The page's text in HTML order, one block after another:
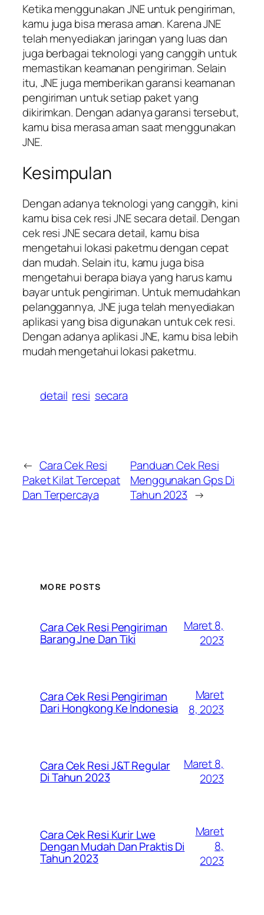
Ketika menggunakan JNE untuk pengiriman,
kamu juga bisa merasa aman. Karena JNE
telah menyediakan jaringan yang luas dan
juga berbagai teknologi yang canggih untuk
memastikan keamanan pengiriman. Selain
itu, JNE juga memberikan garansi keamanan
pengiriman untuk setiap paket yang
dikirimkan. Dengan adanya garansi tersebut,
kamu bisa merasa aman saat menggunakan
JNE.
Kesimpulan
Dengan adanya teknologi yang canggih, kini
kamu bisa cek resi JNE secara detail. Dengan
cek resi JNE secara detail, kamu bisa
mengetahui lokasi paketmu dengan cepat
dan mudah. Selain itu, kamu juga bisa
mengetahui berapa biaya yang harus kamu
bayar untuk pengiriman. Untuk memudahkan
pelanggannya, JNE juga telah menyediakan
aplikasi yang bisa digunakan untuk cek resi.
Dengan adanya aplikasi JNE, kamu bisa lebih
mudah mengetahui lokasi paketmu.
detail resi secara
← Cara Cek Resi
Paket Kilat Tercepat
Dan Terpercaya
Panduan Cek Resi
Menggunakan Gps Di
Tahun 2023 →
MORE POSTS
Cara Cek Resi Pengiriman
Barang Jne Dan Tiki
Maret 8,
2023
Cara Cek Resi Pengiriman
Dari Hongkong Ke Indonesia
Maret
8, 2023
Cara Cek Resi J&T Regular
Di Tahun 2023
Maret 8,
2023
Cara Cek Resi Kurir Lwe
Dengan Mudah Dan Praktis Di
Tahun 2023
Maret
8,
2023